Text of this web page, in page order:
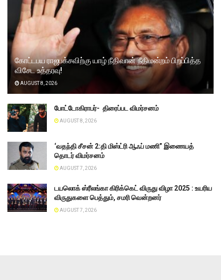
கோட்டபய ராஜபக்சவிற்கு யாழ் நீதிவான் நீதிமன்றம் பிறப்பித்த
விசேட உத்தரவு!
AUGUST 8, 2026
போட்டோகிராபர்- ‌ திரைப்பட விமர்சனம்
AUGUST 8, 2026
‘வதந்தி சீசன் 2:தி மிஸ்ட்ரி ஆஃப் மணி” இணையத்
தொடர் விமர்சனம்
AUGUST 7, 2026
டயலொக் ஸ்ரீலங்கா கிரிக்கெட் விருது விழா 2025 : உயரிய
விருதுகளை பெத்தும், சமரி வென்றனர்
AUGUST 7, 2026